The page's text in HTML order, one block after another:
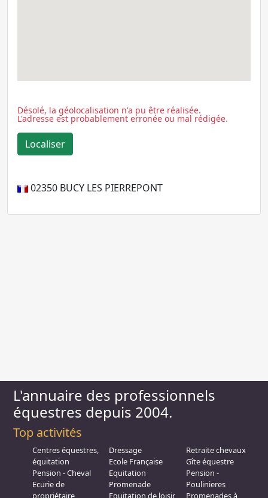
Désolé, la géolocalisation n'a pu être réalisée.
L'adresse est probablement erronée ou mal rédigée.
02350 BUCY LES PIERREPONT
L'annuaire des professionnels
équestres depuis 2004.
Top activités
Centres équestres,
équitation
Pension - Cheval
Ecurie de
propriétaire
Dressage
Ecole Française
Equitation
Promenade
Equitation de loisir
Retraite chevaux
Gîte équestre
Pension -
Poulinieres
Promenades à